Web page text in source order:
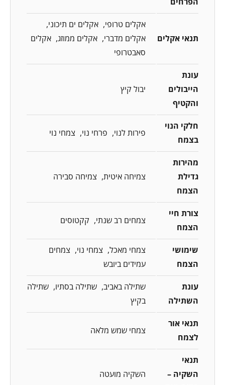
תנאי אקלים
אקלים טרופי
אקלים ים תיכוני
אקלים מדברי
אקלים ממוזג אקלים
סאבטרופי
עונת
הייבולים
והקטיף
יבול קיץ
חלקי הנוי
בצמח
פירות לנוי פרחי נוי צמחי נוי
מהירות
גדילת
הצמח
צמיחה איטית צמיחה סבירה
צורת חיי
הצמח
צמחים רב שנתי קקטוסים
שימושי
הצמח
צמחי מאכל צמחי נוי
צמחים
עמידים ביובש
עונת
השתילה
שתילה באביב שתילה בסתיו
שתילה
בקיץ
תנאי אור
לצמח
צמחי שמש מלאה
תנאי
השקיה –
השקיה מועטה